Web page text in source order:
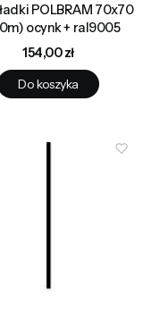
POLBRAM 70x70
ocynk + ral9005
Cena
154,00 zł
Do koszyka